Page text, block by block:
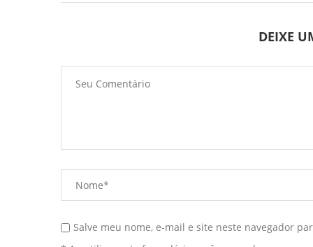
DEIXE
Salve meu nome, e-mail e site neste navegador